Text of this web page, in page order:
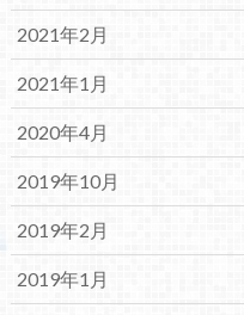
2021年2月
2021年1月
2020年4月
2019年10月
2019年2月
2019年1月